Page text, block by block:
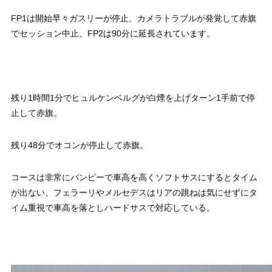
FP1は開始早々ガスリーが停止、カメラトラブルが発覚して赤旗
でセッション中止、FP2は90分に延長されています。
残り1時間1分でヒュルケンベルグが白煙を上げターン1手前で停
止して赤旗。
残り48分でオコンが停止して赤旗。
コースは非常にバンピーで車高を高くソフトサスにするとタイム
が出ない、フェラーリやメルセデスはリアの跳ねは気にせずにタ
イム重視で車高を落としハードサスで対応している。